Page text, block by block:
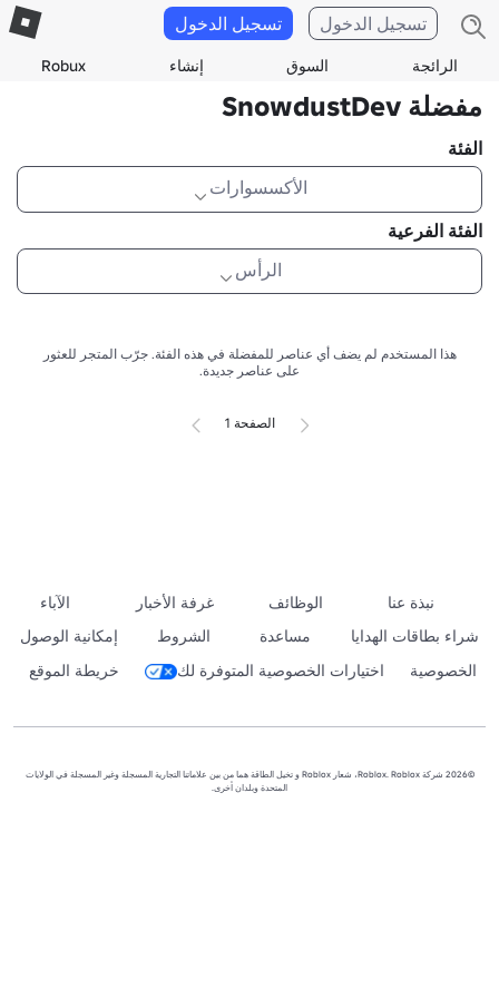
الرائجة السوق إنشاء Robux
تسجيل الدخول تسجيل الدخول
مفضلة SnowdustDev
الفئة
الأكسسوارات
الفئة الفرعية
الرأس
هذا المستخدم لم يضف أي عناصر للمفضلة في هذه الفئة. جرّب المتجر للعثور
على عناصر جديدة.
الصفحة 1
نبذة عنا الوظائف غرفة الأخبار
الآباء
شراء بطاقات الهدايا
مساعدة الشروط
إمكانية الوصول
الخصوصية
اختيارات الخصوصية المتوفرة لك خريطة الموقع
©2026 شركة Roblox. Roblox، شعار Roblox و تخيل الطاقة هما من بين علاماتنا التجارية المسجلة وغير المسجلة في الولايات
المتحدة وبلدان أخرى.